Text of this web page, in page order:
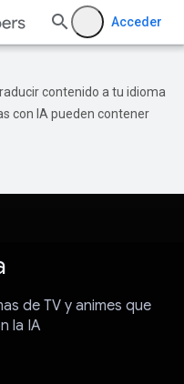
Acceder
contenido a tu idioma
con IA pueden contener
de TV y animes que
la IA